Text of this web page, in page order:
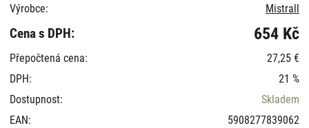
Výrobce:
Mistrall
Cena s DPH: 654 Kč
Přepočtená cena:
27,25 €
DPH:
21 %
Dostupnost:
Skladem
EAN:
5908277839062